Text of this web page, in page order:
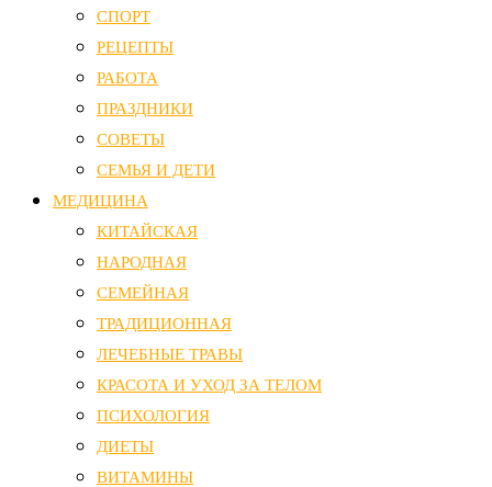
СПОРТ
РЕЦЕПТЫ
РАБОТА
ПРАЗДНИКИ
СОВЕТЫ
СЕМЬЯ И ДЕТИ
МЕДИЦИНА
КИТАЙСКАЯ
НАРОДНАЯ
СЕМЕЙНАЯ
ТРАДИЦИОННАЯ
ЛЕЧЕБНЫЕ ТРАВЫ
КРАСОТА И УХОД ЗА ТЕЛОМ
ПСИХОЛОГИЯ
ДИЕТЫ
ВИТАМИНЫ